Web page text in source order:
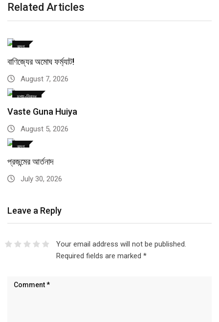
Related Articles
ব্লগ
বাণিজ্যের অমোঘ ফর্ম্যাট!
August 7, 2026
দৃশ্য-নিবন্ধ
Vaste Guna Huiya
August 5, 2026
ব্লগ
প্রজন্মের আর্তনাদ
July 30, 2026
Leave a Reply
Your email address will not be published.
Required fields are marked *